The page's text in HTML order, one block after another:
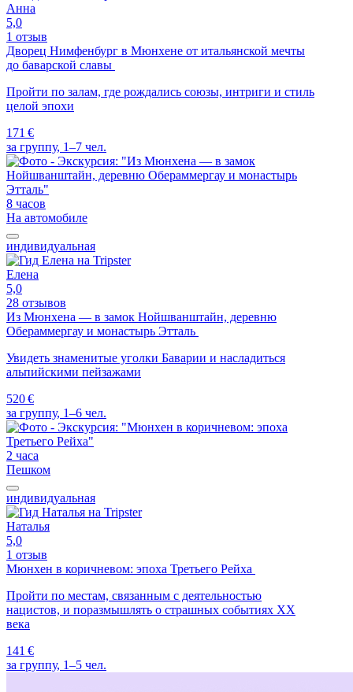
Анна
5,0
1 отзыв
Дворец Нимфенбург в Мюнхене от итальянской мечты
до баварской славы
Пройти по залам, где рождались союзы, интриги и стиль
целой эпохи
171 €
за группу, 1–7 чел.
8 часов
На автомобиле
индивидуальная
Елена
5,0
28 отзывов
Из Мюнхена — в замок Нойшванштайн, деревню
Обераммергау и монастырь Этталь
Увидеть знаменитые уголки Баварии и насладиться
альпийскими пейзажами
520 €
за группу, 1–6 чел.
2 часа
Пешком
индивидуальная
Наталья
5,0
1 отзыв
Мюнхен в коричневом: эпоха Третьего Рейха
Пройти по местам, связанным с деятельностью
нацистов, и поразмышлять о страшных событиях XX
века
141 €
за группу, 1–5 чел.